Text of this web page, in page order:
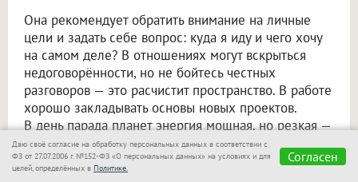
Она рекомендует обратить внимание на личные
цели и задать себе вопрос: куда я иду и чего хочу
на самом деле? В отношениях могут вскрыться
недоговорённости, но не бойтесь честных
разговоров — это расчистит пространство. В работе
хорошо закладывать основы новых проектов.
В день парада планет энергия мощная, но резкая —
не перегружайте себя, пейте больше воды
и слушайте своё тело.«Загадывайте желания!
В дни парада планет и затмений энергия
Даю своё согласие на обработку персональных данных в соответствии с
ФЗ от 27.07.2006 г. №152-ФЗ «О персональных данных» на условиях и для
целей, определённых в Политике.
Согласен